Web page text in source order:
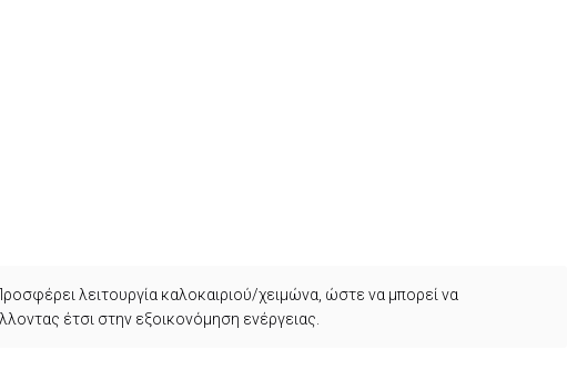
Προσφέρει λειτουργία καλοκαιριού/χειμώνα, ώστε να μπορεί να
έτσι στην εξοικονόμηση ενέργειας.